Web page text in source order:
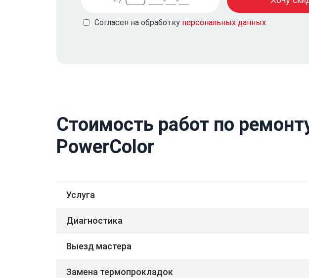
Согласен на обработку персональных данных
Стоимость работ по
PowerColor
Услуга
Диагностика
Выезд мастера
Замена термопрокладок